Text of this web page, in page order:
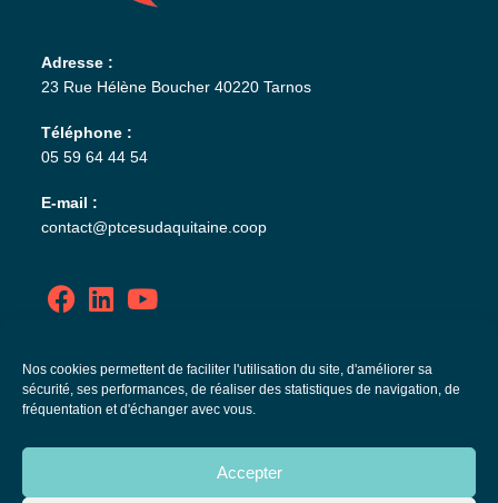
Nos cookies permettent de faciliter l'utilisation du site, d'améliorer sa
sécurité, ses performances, de réaliser des statistiques de navigation, de
fréquentation et d'échanger avec vous.
Accepter
Adresse :
23 Rue Hélène Boucher 40220 Tarnos
Téléphone :
05 59 64 44 54
E-mail :
contact@ptcesudaquitaine.coop
Politique de confidentialité
Mentions légales
Plan de site